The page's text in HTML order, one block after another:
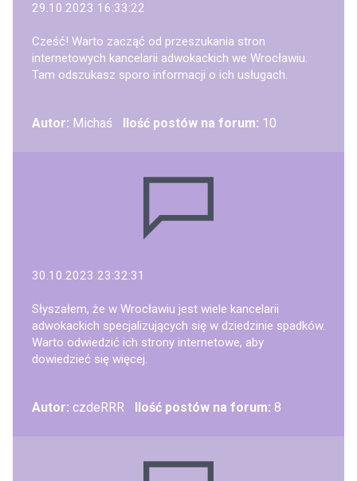
29.10.2023 16:33:22
Cześć! Warto zacząć od przeszukania stron
internetowych kancelarii adwokackich we Wrocławiu.
Tam odszukasz sporo informacji o ich usługach.
Autor: Michaś Ilość postów na forum: 10
30.10.2023 23:32:31
Słyszałem, że w Wrocławiu jest wiele kancelarii
adwokackich specjalizujących się w dziedzinie spadków.
Warto odwiedzić ich strony internetowe, aby
dowiedzieć się więcej.
Autor: czdeRRR Ilość postów na forum: 8